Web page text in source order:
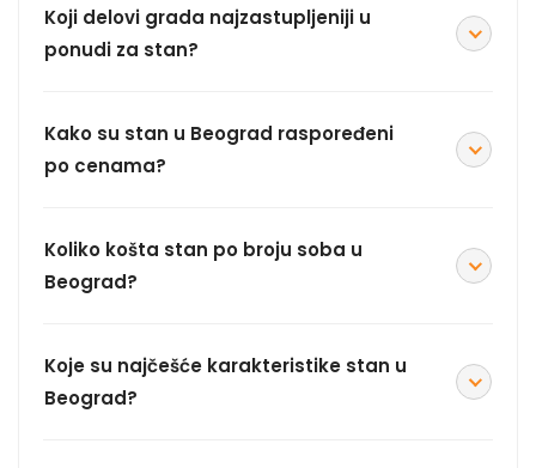
Koji delovi grada najzastupljeniji u
ponudi za stan?
Kako su stan u Beograd raspoređeni
po cenama?
Koliko košta stan po broju soba u
Beograd?
Koje su najčešće karakteristike stan u
Beograd?